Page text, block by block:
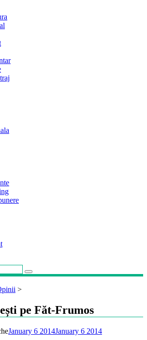
>
pe Făt-Frumos
January 6 2014January 6 2014